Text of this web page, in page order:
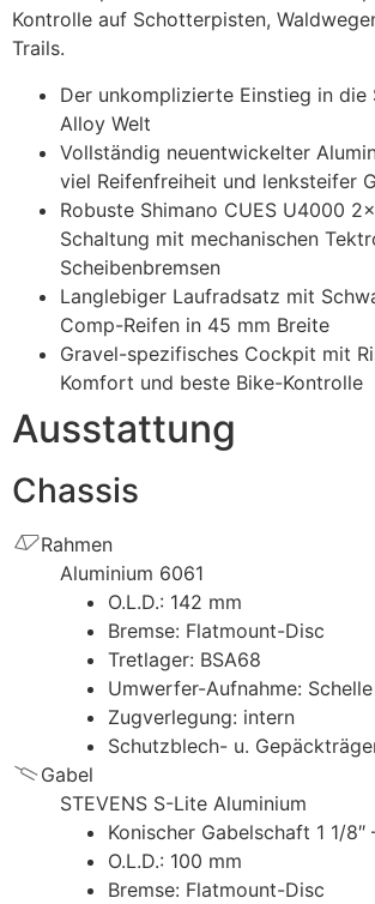
Kontrolle auf Schotterpisten,
Trails.
Der unkomplizierte Einstieg in die
Alloy Welt
Vollständig neuentwickelter
viel Reifenfreiheit und lenksteifer
Robuste Shimano CUES U4000
Schaltung mit mechanischen
Scheibenbremsen
Langlebiger Laufradsatz mit
Comp-Reifen in 45 mm Breite
Gravel-spezifisches Cockpit mit
Komfort und beste Bike-Kontrolle
Ausstattung
Chassis
Rahmen
Aluminium 6061
O.L.D.: 142 mm
Bremse: Flatmount-Disc
Tretlager: BSA68
Umwerfer-Aufnahme: Schelle
Zugverlegung: intern
Schutzblech- u.
Gabel
STEVENS S-Lite Aluminium
Konischer Gabelschaft 1 1/8″
O.L.D.: 100 mm
Bremse: Flatmount-Disc